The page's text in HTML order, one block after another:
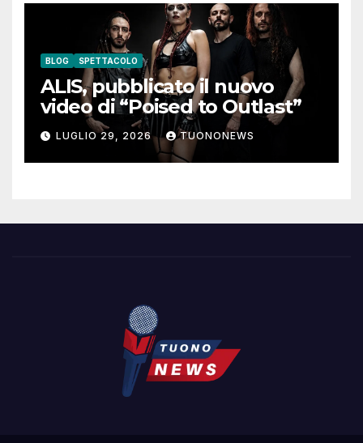
BLOG SPETTACOLO
ALIS, pubblicato il nuovo
video di “Poised to Outlast”
LUGLIO 29, 2026 TUONONEWS